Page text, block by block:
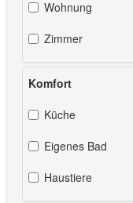
Wohnung
Zimmer
Komfort
Küche
Eigenes Bad
Haustiere